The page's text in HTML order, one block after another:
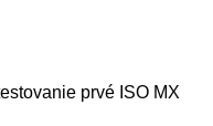
prvé ISO MX